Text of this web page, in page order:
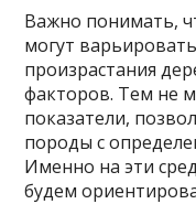
Важно понимать,
могут
произрастания
факторов. Тем не
показатели,
породы с
Именно на эти
будем